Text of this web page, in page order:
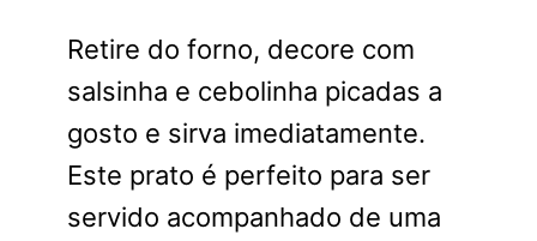
Retire do forno, decore com
salsinha e cebolinha picadas a
gosto e sirva imediatamente.
Este prato é perfeito para ser
servido acompanhado de uma